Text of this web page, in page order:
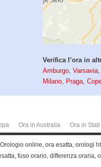
Verifica l’ora in
Amburgo,Varsavia
Milano, Praga,
Ora in Australia Ora in
online, ora esatta, orologi
fuso orario, differenza